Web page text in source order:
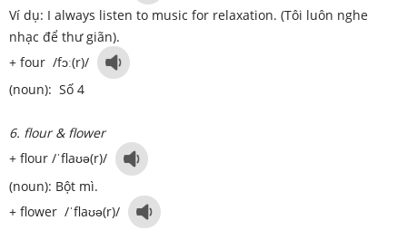
Ví dụ: I always listen to music for relaxation. (Tôi luôn nghe
nhạc để thư giãn).
+ four /fɔː(r)/
(noun): Số 4
6. flour & flower
+ flour /ˈflaʊə(r)/
(noun): Bột mì.
+ flower /ˈflaʊə(r)/